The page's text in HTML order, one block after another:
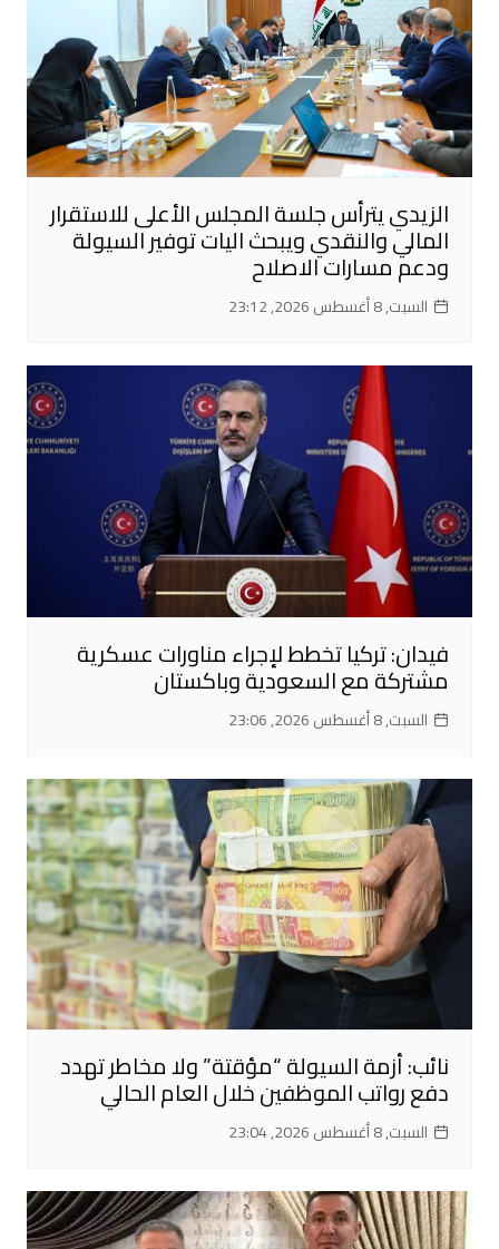
الزيدي يترأس جلسة المجلس الأعلى للاستقرار
المالي والنقدي ويبحث اليات توفير السيولة
ودعم مسارات الاصلاح
السبت, 8 أغسطس 2026, 23:12
فيدان: تركيا تخطط لإجراء مناورات عسكرية
مشتركة مع السعودية وباكستان
السبت, 8 أغسطس 2026, 23:06
نائب: أزمة السيولة “مؤقتة” ولا مخاطر تهدد
دفع رواتب الموظفين خلال العام الحالي
السبت, 8 أغسطس 2026, 23:04